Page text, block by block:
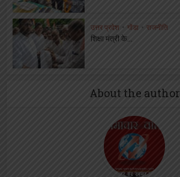
उत्तर प्रदेश • गोंडा • राजनीति
शिक्षा मंत्री के...
About the author